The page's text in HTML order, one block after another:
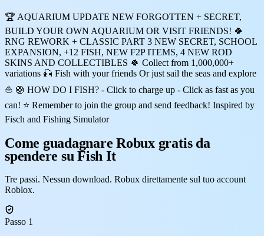
🏆 AQUARIUM UPDATE NEW FORGOTTEN + SECRET,
BUILD YOUR OWN AQUARIUM OR VISIT FRIENDS! 🍀
RNG REWORK + CLASSIC PART 3 NEW SECRET, SCHOOL
EXPANSION, +12 FISH, NEW F2P ITEMS, 4 NEW ROD
SKINS AND COLLECTIBLES 🍀 Collect from 1,000,000+
variations 🎣 Fish with your friends Or just sail the seas and explore
⛵ 🛟 HOW DO I FISH? - Click to charge up - Click as fast as you
can! ⭐ Remember to join the group and send feedback! Inspired by
Fisch and Fishing Simulator
Come guadagnare Robux gratis da
spendere su Fish It
Tre passi. Nessun download. Robux direttamente sul tuo account
Roblox.
Passo 1